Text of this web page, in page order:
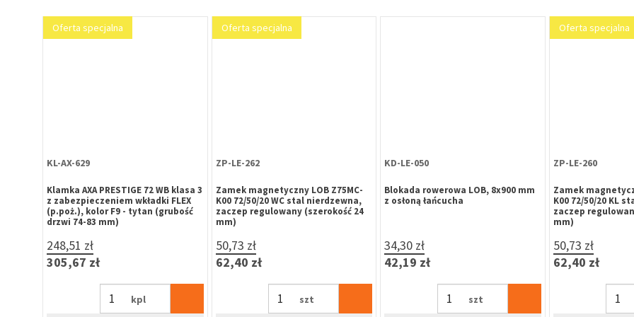
Oferta specjalna
KL-AX-629
Klamka AXA PRESTIGE 72 WB klasa 3
z zabezpieczeniem wkładki FLEX
(p.poż.), kolor F9 - tytan (grubość
drzwi 74-83 mm)
248,51 zł
305,67 zł
kpl
Oferta specjalna
ZP-LE-262
Zamek magnetyczny LOB Z75MC-
K00 72/50/20 WC stal nierdzewna,
zaczep regulowany (szerokość 24
mm)
50,73 zł
62,40 zł
szt
KD-LE-050
Blokada rowerowa LOB, 8x900 mm
z osłoną łańcucha
34,30 zł
42,19 zł
szt
Oferta specjalna
ZP-LE-260
Zamek
K00 72/50/20 KL
zaczep
mm)
50,73 zł
62,40 zł